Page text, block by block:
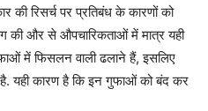
की रिसर्च पर प्रतिबंध के कारणों को
की और से औपचारिकताओं में मात्र यही
में फिसलन वाली ढलाने हैं, इसलिए
यही कारण है कि इन गुफाओं को बंद कर